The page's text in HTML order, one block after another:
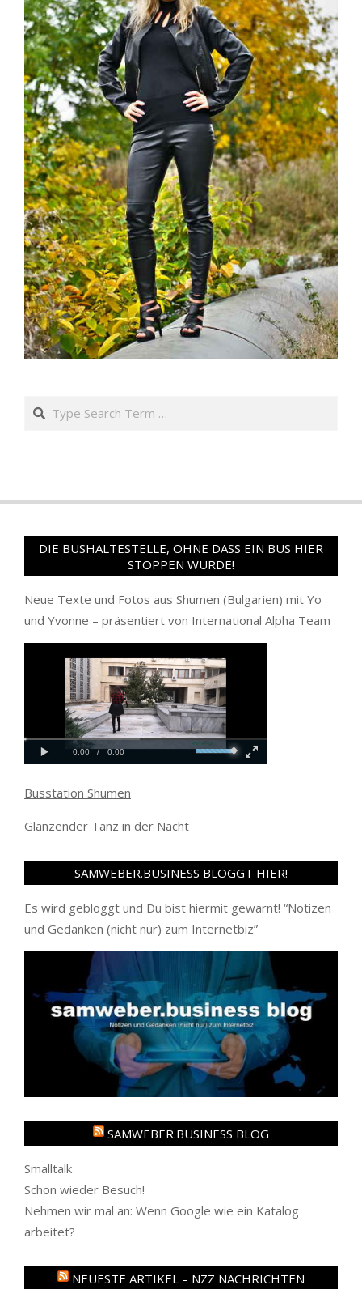
Search
DIE BUSHALTESTELLE, OHNE DASS EIN BUS HIER
STOPPEN WÜRDE!
Neue Texte und Fotos aus Shumen (Bulgarien) mit Yo
und Yvonne – präsentiert von International Alpha Team
Busstation Shumen
Glänzender Tanz in der Nacht
SAMWEBER.BUSINESS BLOGGT HIER!
Es wird gebloggt und Du bist hiermit gewarnt! “Notizen
und Gedanken (nicht nur) zum Internetbiz”
SAMWEBER.BUSINESS BLOG
Smalltalk
Schon wieder Besuch!
Nehmen wir mal an: Wenn Google wie ein Katalog
arbeitet?
NEUESTE ARTIKEL – NZZ NACHRICHTEN